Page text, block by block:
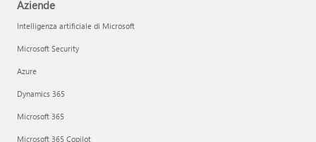
Aziende
Intelligenza artificiale di Microsoft
Microsoft Security
Azure
Dynamics 365
Microsoft 365
Microsoft 365 Copilot